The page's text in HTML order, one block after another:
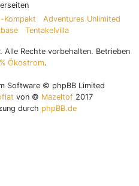
Kompakt
Adventures Unlimited
Tentakelvilla
Rechte vorbehalten. Betrieben
Ökostrom.
Software © phpBB Limited
von © Mazeltof2017
durch phpBB.de